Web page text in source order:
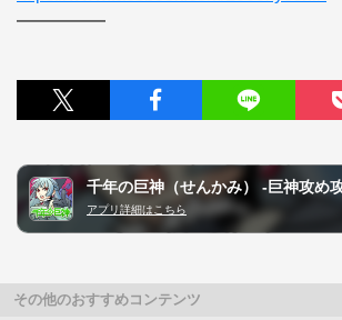
━━━━━
千年の巨神（せんかみ） -巨神攻め
アプリ詳細はこちら
その他のおすすめコンテンツ